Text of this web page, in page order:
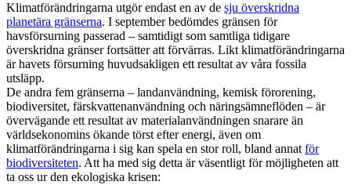
Klimatförändringarna utgör endast en av de sju överskridna
planetära gränserna. I september bedömdes gränsen för
havsförsurning passerad – samtidigt som samtliga tidigare
överskridna gränser fortsätter att förvärras. Likt klimatförändringarna
är havets försurning huvudsakligen ett resultat av våra fossila
utsläpp.
De andra fem gränserna – landanvändning, kemisk förorening,
biodiversitet, färskvattenanvändning och näringsämneflöden – är
övervägande ett resultat av materialanvändningen snarare än
världsekonomins ökande törst efter energi, även om
klimatförändringarna i sig kan spela en stor roll, bland annat för
biodiversiteten. Att ha med sig detta är väsentligt för möjligheten att
ta oss ur den ekologiska krisen: